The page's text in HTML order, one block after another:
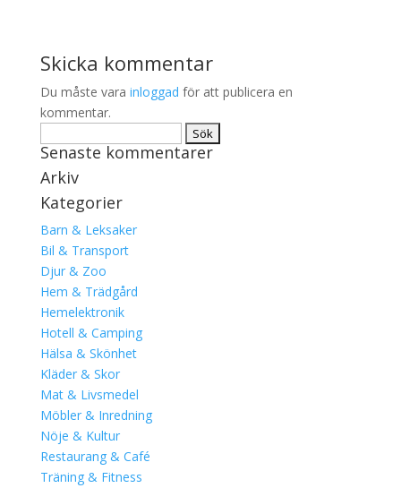
Skicka kommentar
Du måste vara inloggad för att publicera en
kommentar.
efter:
Senaste kommentarer
Arkiv
Kategorier
Barn & Leksaker
Bil & Transport
Djur & Zoo
Hem & Trädgård
Hemelektronik
Hotell & Camping
Hälsa & Skönhet
Kläder & Skor
Mat & Livsmedel
Möbler & Inredning
Nöje & Kultur
Restaurang & Café
Träning & Fitness